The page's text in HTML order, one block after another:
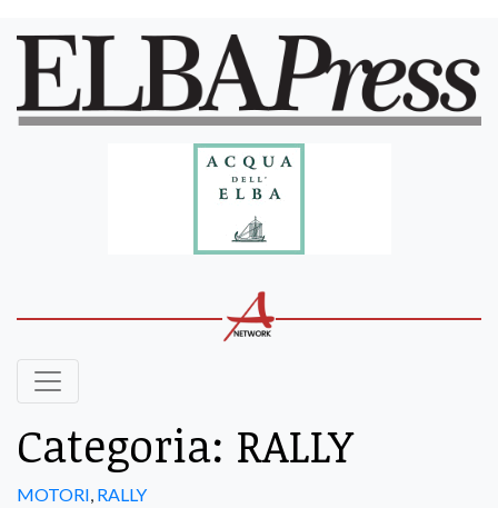
Categoria: RALLY
MOTORI, RALLY